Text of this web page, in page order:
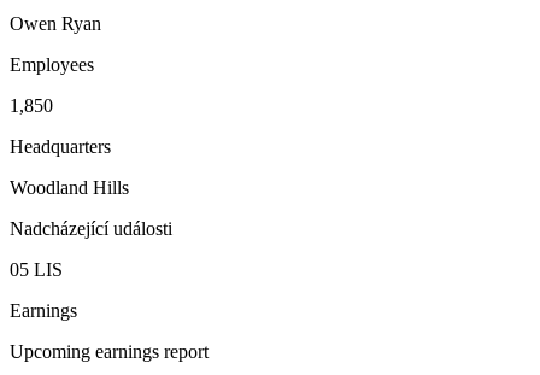
Owen Ryan
Employees
1,850
Headquarters
Woodland Hills
Nadcházející události
05 LIS
Earnings
Upcoming earnings report